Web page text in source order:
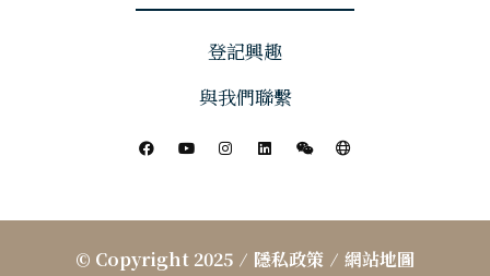
登記興趣
與我們聯繫
© Copyright 2025 隱私政策 網站地圖